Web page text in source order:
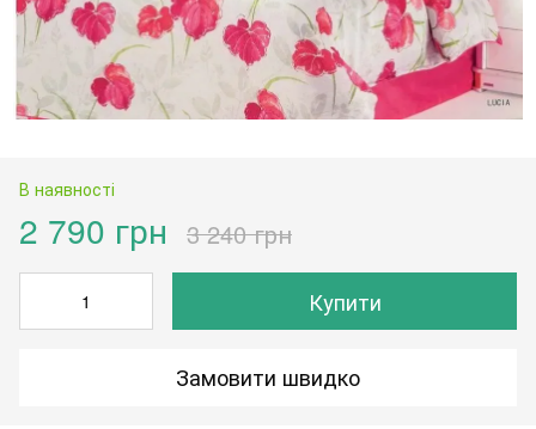
В наявності
2 790 грн 3 240 грн
Купити
Замовити швидко